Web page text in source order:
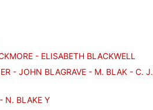
- ELISABETH BLACKWELL
- JOHN BLAGRAVE - M. BLAK - C. J.
N. BLAKE Y